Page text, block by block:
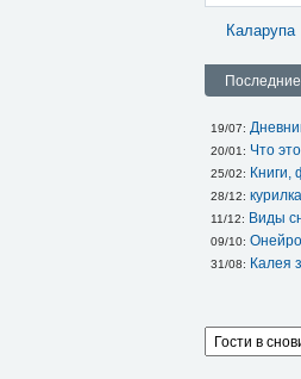
Каларупа
19/07:
20/01: Что
25/02: Книги,
28/12:
11/12: Виды
09/10:
31/08: Калея